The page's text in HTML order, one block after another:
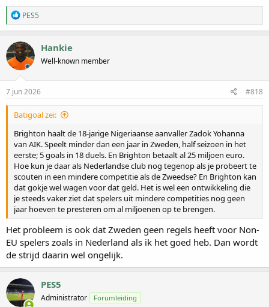
W
a
a
r
d
e
r
i
n
e
n
:
PES5
Hankie
Well-known member
7 jun 2026 #818
Batigoal zei:
Brighton haalt de 18-jarige Nigeriaanse aanvaller Zadok Yohanna
van AIK. Speelt minder dan een jaar in Zweden, half seizoen in het
eerste; 5 goals in 18 duels. En Brighton betaalt al 25 miljoen euro.
Hoe kun je daar als Nederlandse club nog tegenop als je probeert te
scouten in een mindere competitie als de Zweedse? En Brighton kan
dat gokje wel wagen voor dat geld. Het is wel een ontwikkeling die
je steeds vaker ziet dat spelers uit mindere competities nog geen
jaar hoeven te presteren om al miljoenen op te brengen.
Het probleem is ook dat Zweden geen regels heeft voor Non-
EU spelers zoals in Nederland als ik het goed heb. Dan wordt
de strijd daarin wel ongelijk.
PES5
Administrator Forumleiding